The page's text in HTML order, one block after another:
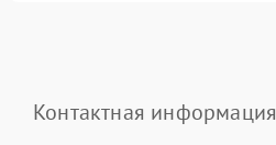
Контактная информация